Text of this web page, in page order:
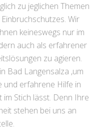
zu jeglichen Themen
Wir
keineswegs nur im
auch als erfahrener
zu agieren.
Bad Langensalza ,um
und erfahrene Hilfe in
im Stich lässt. Denn Ihre
stehen bei uns an